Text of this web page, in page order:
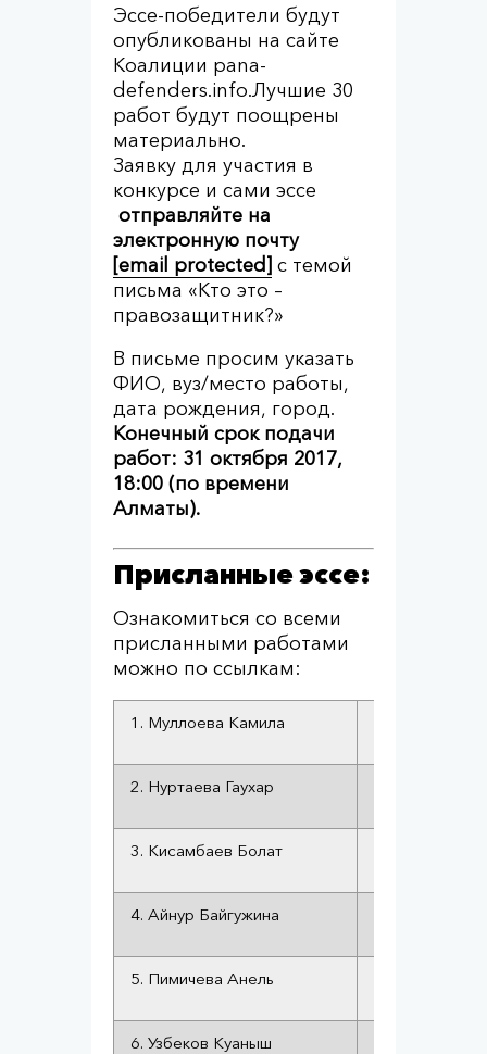
Эссе-победители будут
опубликованы на сайте
Коалиции pana-
defenders.info.Лучшие 30
работ будут поощрены
материально.
Заявку для участия в
конкурсе и сами эссе
отправляйте на
электронную почту
[email protected] с темой
письма «Кто это –
правозащитник?»
В письме просим указать
ФИО, вуз/место работы,
дата рождения, город.
Конечный срок подачи
работ: 31 октября 2017,
18:00 (по времени
Алматы).
Присланные эссе:
Ознакомиться со всеми
присланными работами
можно по ссылкам:
1. Муллоева Камила
2. Нуртаева Гаухар
3. Кисамбаев Болат
4. Айнур Байгужина
5. Пимичева Анель
6. Узбеков Куаныш